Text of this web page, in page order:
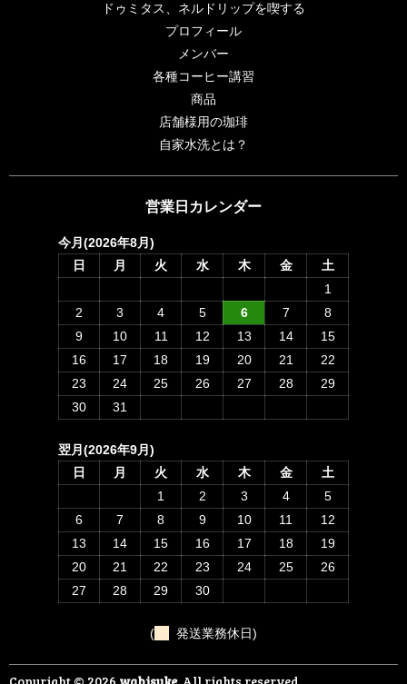
ドゥミタス、ネルドリップを喫する
プロフィール
メンバー
各種コーヒー講習
商品
店舗様用の珈琲
自家水洗とは？
営業日カレンダー
今月(2026年8月)
日
月 火 水 木 金
土
1
2
3 4 5 6 7
8
9
10 11 12 13 14
15
16
17 18 19 20 21
22
23
24 25 26 27 28
29
30
31
翌月(2026年9月)
日
月 火 水 木 金
土
1
2 3 4
5
6
7 8 9 10 11
12
13
14 15 16 17 18
19
20
21 22 23 24 25
26
27
28 29 30
( 発送業務休日)
Copyright © 2026 wabisuke, All rights reserved.